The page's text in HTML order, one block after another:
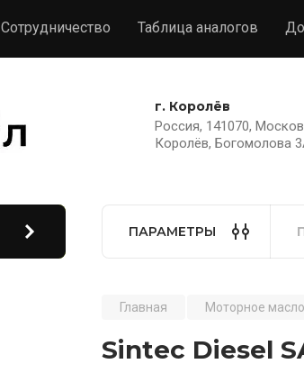
Сотрудничество Таблица аналогов
г. Королёв
Россия, 141070,
Королёв, Богомолова
ПАРАМЕТРЫ
Главная Моторное масло
Sintec Diesel